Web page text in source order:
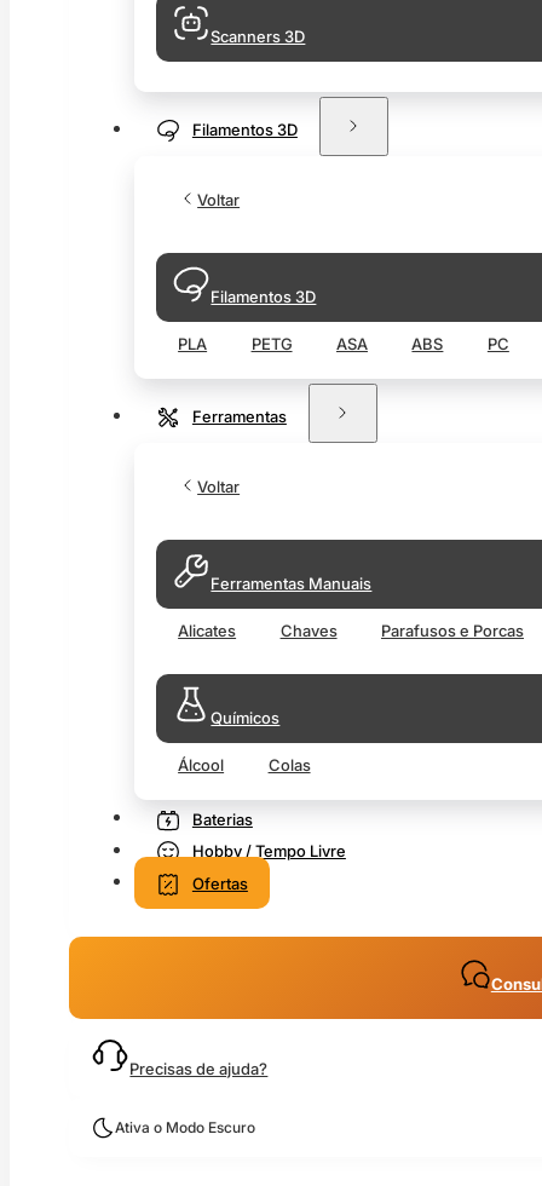
Scanners 3D
Filamentos 3D
Voltar
Filamentos 3D
PLA PETG ASA ABS PC
Ferramentas
Voltar
Ferramentas Manuais
Alicates Chaves Parafusos e Porcas
Químicos
Álcool Colas
Baterias
Hobby / Tempo Livre
Ofertas
Precisas de ajuda?
Ativa o Modo Escuro